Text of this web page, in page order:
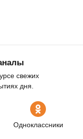
свежих
дня.
Одноклассники